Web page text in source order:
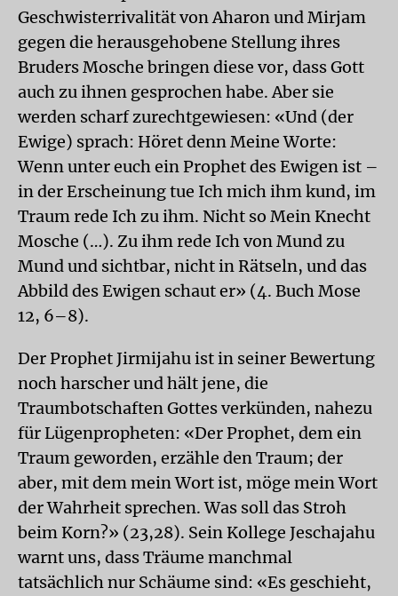
Geschwisterrivalität von Aharon und Mirjam
gegen die herausgehobene Stellung ihres
Bruders Mosche bringen diese vor, dass Gott
auch zu ihnen gesprochen habe. Aber sie
werden scharf zurechtgewiesen: «Und (der
Ewige) sprach: Höret denn Meine Worte:
Wenn unter euch ein Prophet des Ewigen ist –
in der Erscheinung tue Ich mich ihm kund, im
Traum rede Ich zu ihm. Nicht so Mein Knecht
Mosche (…). Zu ihm rede Ich von Mund zu
Mund und sichtbar, nicht in Rätseln, und das
Abbild des Ewigen schaut er» (4. Buch Mose
12, 6–8).
Der Prophet Jirmijahu ist in seiner Bewertung
noch harscher und hält jene, die
Traumbotschaften Gottes verkünden, nahezu
für Lügenpropheten: «Der Prophet, dem ein
Traum geworden, erzähle den Traum; der
aber, mit dem mein Wort ist, möge mein Wort
der Wahrheit sprechen. Was soll das Stroh
beim Korn?» (23,28). Sein Kollege Jeschajahu
warnt uns, dass Träume manchmal
tatsächlich nur Schäume sind: «Es geschieht,